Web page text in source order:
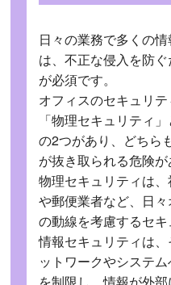
日々の業務で多くの
は、不正な侵入を防
が必須です。
オフィスのセキュリ
「物理セキュリティ
の2つがあり、どちら
が抜き取られる危険が
物理セキュリティは
や郵便業者など、日
の動線を考慮するセキ
情報セキュリティは
ットワークやシステ
を制限し、情報が外